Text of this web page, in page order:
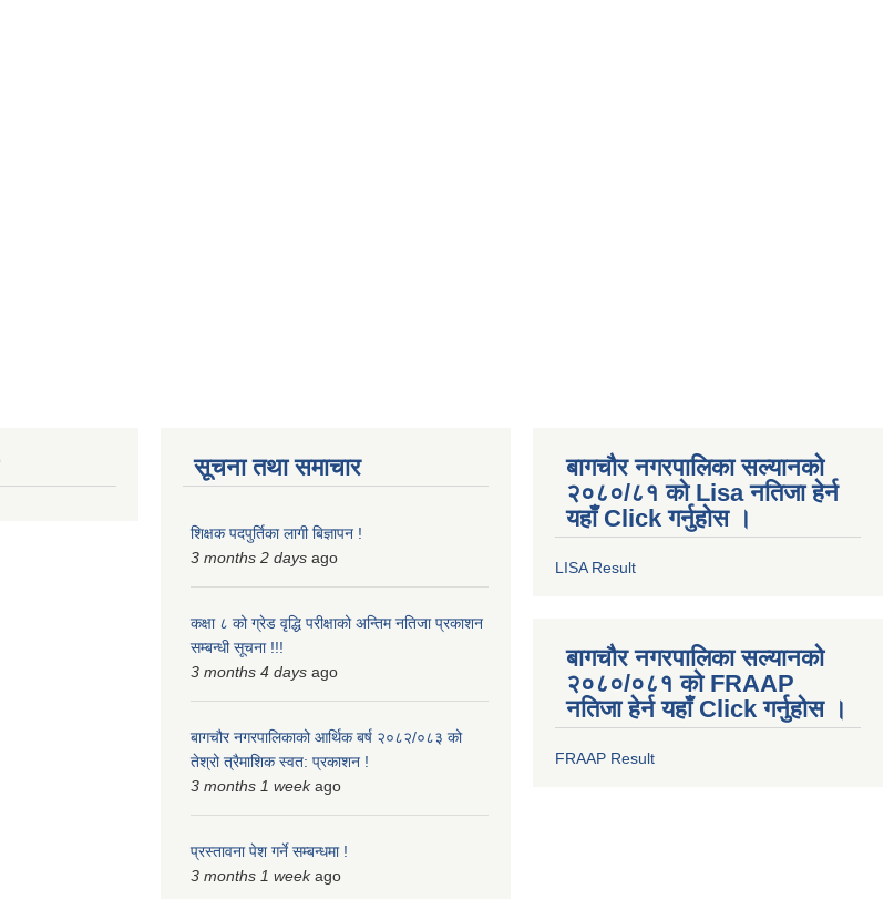
सूचना तथा समाचार
शिक्षक पदपुर्तिका लागी बिज्ञापन !
3 months 2 days ago
कक्षा ८ को ग्रेड वृद्धि परीक्षाको अन्तिम नतिजा प्रकाशन
सम्बन्धी सूचना !!!
3 months 4 days ago
बागचौर नगरपालिकाको आर्थिक बर्ष २०८२/०८३ को
तेश्रो त्रैमाशिक स्वत: प्रकाशन !
3 months 1 weekago
प्रस्तावना पेश गर्ने सम्बन्धमा !
3 months 1 weekago
बागचौर नगरपालिका सल्यानको
२०८०/८१ को Lisa नतिजा हेर्न
यहाँ Click गर्नुहोस ।
LISA Result
बागचौर नगरपालिका सल्यानको
२०८०/०८१ को FRAAP
नतिजा हेर्न यहाँ Click गर्नुहोस ।
FRAAP Result